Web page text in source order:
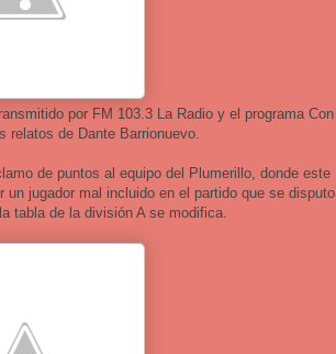
por FM 103.3 La Radio y el programa Con
relatos de Dante Barrionuevo.
de puntos al equipo del Plumerillo, donde este
jugador mal incluido en el partido que se disputo
tabla de la división A se modifica.